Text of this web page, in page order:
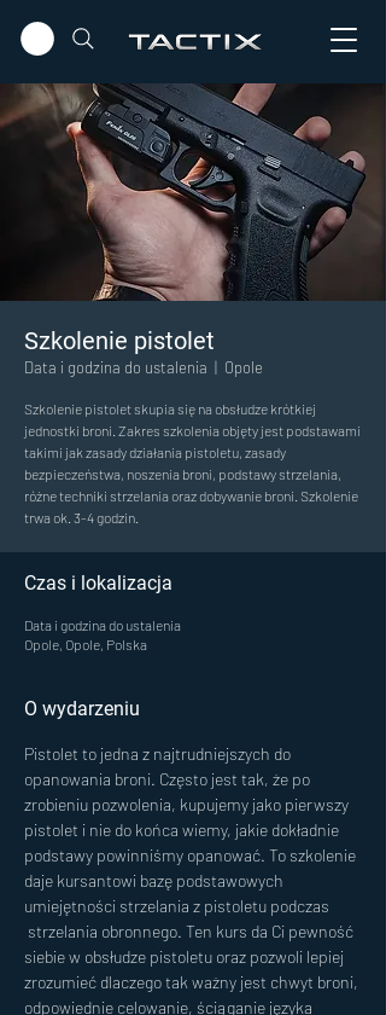
Szkolenie pistolet
Data i godzina do ustalenia
  |
Opole
Szkolenie pistolet skupia się na obsłudze krótkiej
jednostki broni. Zakres szkolenia objęty jest podstawami
takimi jak zasady działania pistoletu, zasady
bezpieczeństwa, noszenia broni, podstawy strzelania,
różne techniki strzelania oraz dobywanie broni. Szkolenie
trwa ok. 3-4 godzin.
Czas i lokalizacja
Data i godzina do ustalenia
Opole, Opole, Polska
O wydarzeniu
Pistolet to jedna z najtrudniejszych do
opanowania broni. Często jest tak, że po
zrobieniu pozwolenia, kupujemy jako pierwszy
pistolet i nie do końca wiemy, jakie dokładnie
podstawy powinniśmy opanować. To szkolenie
daje kursantowi bazę podstawowych
umiejętności strzelania z pistoletu podczas
strzelania obronnego. Ten kurs da Ci pewność
siebie w obsłudze pistoletu oraz pozwoli lepiej
zrozumieć dlaczego tak ważny jest chwyt broni,
odpowiednie celowanie, ściąganie języka